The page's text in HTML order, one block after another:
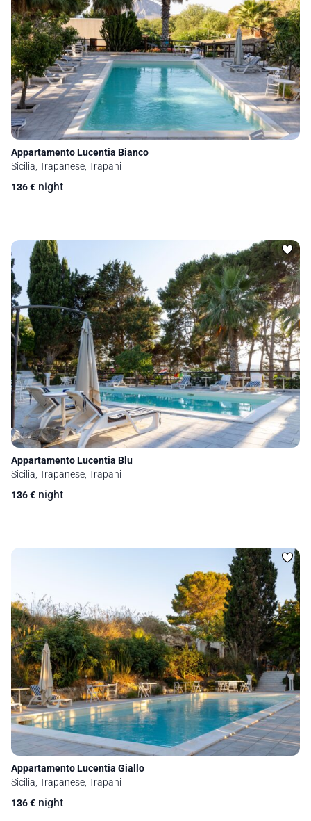
Appartamento Lucentia Bianco
Sicilia, Trapanese, Trapani
136€ night
Appartamento Lucentia Blu
Sicilia, Trapanese, Trapani
136€ night
Appartamento Lucentia Giallo
Sicilia, Trapanese, Trapani
136€ night